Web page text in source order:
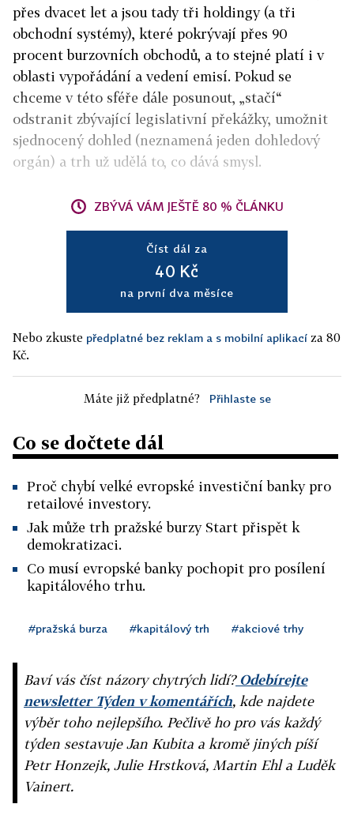
přes dvacet let a jsou tady tři holdingy (a tři
obchodní systémy), které pokrývají přes 90
procent burzovních obchodů, a to stejné platí i v
oblasti vypořádání a vedení emisí. Pokud se
chceme v této sféře dále posunout, „stačí“
odstranit zbývající legislativní překážky, umožnit
sjednocený dohled (neznamená jeden dohledový
orgán) a trh už udělá to, co dává smysl.
ZBÝVÁ VÁM JEŠTĚ 80 % ČLÁNKU
Číst dál za
40 Kč
na první dva měsíce
Nebo zkuste předplatné bez reklam a s mobilní aplikací za 80
Kč.
Máte již předplatné? Přihlaste se
Co se dočtete dál
Proč chybí velké evropské investiční banky pro
retailové investory.
Jak může trh pražské burzy Start přispět k
demokratizaci.
Co musí evropské banky pochopit pro posílení
kapitálového trhu.
#pražská burza #kapitálový trh #akciové trhy
Baví vás číst názory chytrých lidí?Odebírejte
newsletter Týden v komentářích, kde najdete
výběr toho nejlepšího. Pečlivě ho pro vás každý
týden sestavuje Jan Kubita a kromě jiných píší
Petr Honzejk, Julie Hrstková, Martin Ehl a Luděk
Vainert.